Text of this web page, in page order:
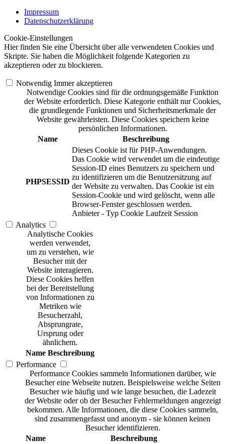
Impressum
Datenschutzerklärung
Cookie-Einstellungen
Hier finden Sie eine Übersicht über alle verwendeten Cookies und
Skripte. Sie haben die Möglichkeit folgende Kategorien zu
akzeptieren oder zu blockieren.
Notwendig Immer akzeptieren
Notwendige Cookies sind für die ordnungsgemäße Funktion
der Website erforderlich. Diese Kategorie enthält nur Cookies,
die grundlegende Funktionen und Sicherheitsmerkmale der
Website gewährleisten. Diese Cookies speichern keine
persönlichen Informationen.
Name
Beschreibung
PHPSESSID
Dieses Cookie ist für PHP-Anwendungen.
Das Cookie wird verwendet um die eindeutige
Session-ID eines Benutzers zu speichern und
zu identifizieren um die Benutzersitzung auf
der Website zu verwalten. Das Cookie ist ein
Session-Cookie und wird gelöscht, wenn alle
Browser-Fenster geschlossen werden.
Anbieter - Typ Cookie Laufzeit Session
Analytics
Analytische Cookies
werden verwendet,
um zu verstehen, wie
Besucher mit der
Website interagieren.
Diese Cookies helfen
bei der Bereitstellung
von Informationen zu
Metriken wie
Besucherzahl,
Absprungrate,
Ursprung oder
ähnlichem.
Name Beschreibung
Performance
Performance Cookies sammeln Informationen darüber, wie
Besucher eine Webseite nutzen. Beispielsweise welche Seiten
Besucher wie häufig und wie lange besuchen, die Ladezeit
der Website oder ob der Besucher Fehlermeldungen angezeigt
bekommen. Alle Informationen, die diese Cookies sammeln,
sind zusammengefasst und anonym - sie können keinen
Besucher identifizieren.
Name
Beschreibung